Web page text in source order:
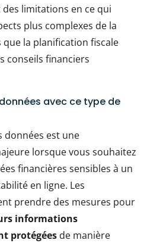
limitations en ce qui
plus complexes de la
la planification fiscale
conseils financiers
avec ce type de
données est une
lorsque vous souhaitez
financières sensibles à un
en ligne. Les
prendre des mesures pour
informations
protégéesde manière